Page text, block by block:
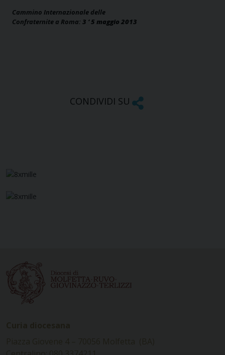
Cammino Internazionale delle
Confraternite a Roma: 3 ‘ 5 maggio 2013
CONDIVIDI SU